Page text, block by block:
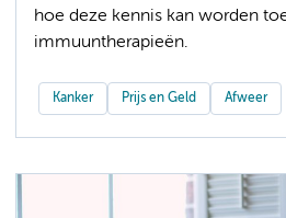
hoe deze kennis kan worden
immuuntherapieën.
Kanker Prijs en Geld Afweer